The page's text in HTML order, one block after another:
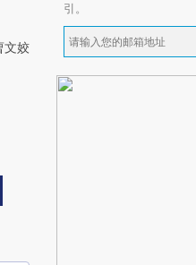
文姣
引。